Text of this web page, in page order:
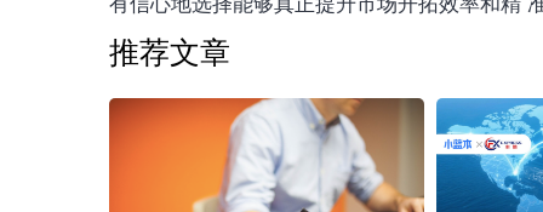
有信心地选择能够真正提升市场开拓效率和精
推荐文章